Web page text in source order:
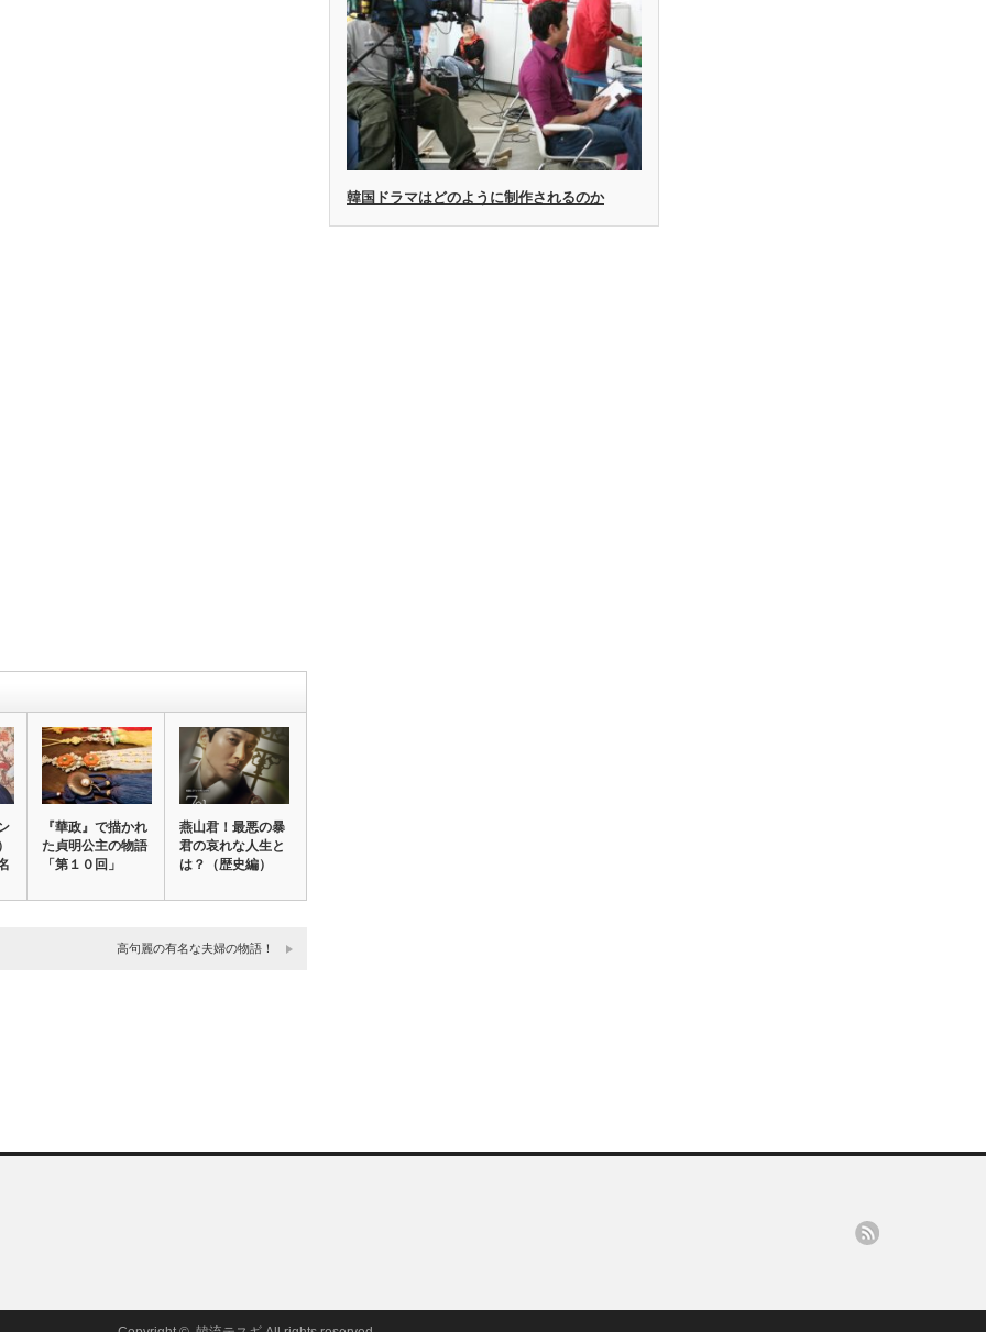
『華政』で描かれ
た貞明公主の物語
「第１０回」
燕山君！最悪の暴
君の哀れな人生と
は？（歴史編）
高句麗の有名な夫婦の物語！
韓国ドラマはどのように制作されるのか